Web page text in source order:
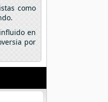
como
en
por